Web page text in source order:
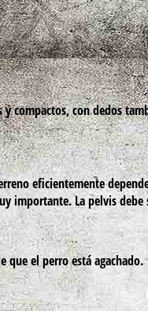
compactos, con dedos
eficientemente
importante. La pelvis debe
que el perro está agachado.